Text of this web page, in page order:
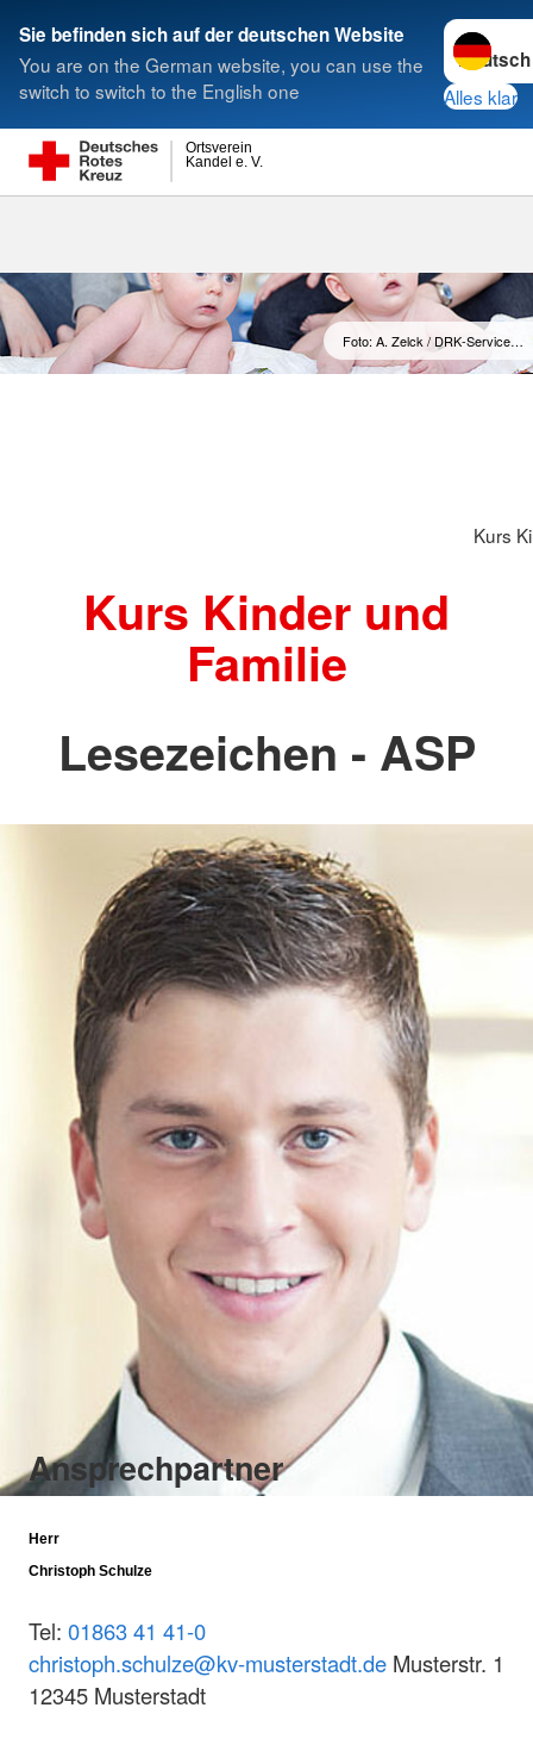
Sie befinden sich auf der deutschen Website
You are on the German website, you can use the
switch to switch to the English one
Sprache
Alles klar
Kandel e. V.
Ortsverein
Suche
Foto: A. Zelck / DRK-Service…
Kurs
Kurs Kinder und
Familie
Lesezeichen - ASP
Ansprechpartner
Herr
Christoph Schulze
Tel: 01863 41 41-0
christoph.schulze@kv-musterstadt.de Musterstr. 1
12345 Musterstadt